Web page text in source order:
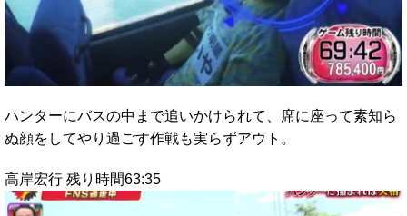
ハンターにバスの中まで追いかけられて、席に座って素知ら
ぬ顔をしてやり過ごす作戦も実らずアウト。
高岸宏行 残り時間63:35